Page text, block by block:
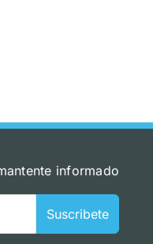
informado
Suscribete